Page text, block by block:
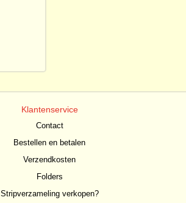
Klantenservice
Contact
Bestellen en betalen
Verzendkosten
Folders
Stripverzameling verkopen?